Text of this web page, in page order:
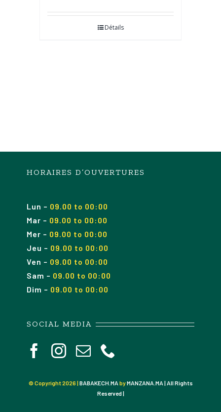
Détails
HORAIRES D’OUVERTURES
Lun – 09.00 to 00:00
Mar – 09.00 to 00 :00
Mer – 09.00 to 00 :00
Jeu – 09.00 to 00 :00
Ven – 09.00 to 00 :00
Sam – 09.00 to 00 :00
Dim – 09.00 to 00 :00
SOCIAL MEDIA
© Copyright2026 |BABAKECH.MA byMANZANA.MA | All Rights
Reserved |